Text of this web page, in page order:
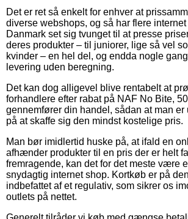
Det er ret så enkelt for enhver at
diverse webshops, og så har flere
Danmark set sig tvunget til at presse
deres produkter – til juniorer, lige så vel
kvinder – en hel del, og endda nogle
levering uden beregning.
Det kan dog alligevel blive rentabelt at
forhandlere efter rabat på NAF No Bite,
gennemfører din handel, sådan at man
på at skaffe sig den mindst kostelige pris.
Man bør imidlertid huske på, at ifald en
afhænder produkter til en pris der er helt
fremragende, kan det for det meste være
snydagtig internet shop. Kortkøb er på
indbefattet af et regulativ, som sikrer os
outlets på nettet.